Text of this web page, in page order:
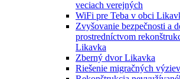
veciach verejných
WiFi pre Teba v obci
Zvyšovanie bezpečnosti a
prostredníctvom
Likavka
Zberný dvor Likavka
Riešenie migračných